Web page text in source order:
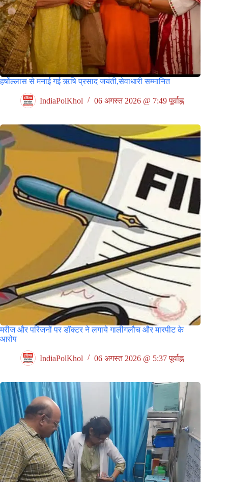
हर्षोल्लास से मनाई गई ऋषि प्रसाद जयंती,सेवाधारी सम्मानित
IndiaPolKhol 06 अगस्त 2026 @ 7:49 पूर्वाह्न
मरीज और परिजनों पर डॉक्टर ने लगाये गालीगलौच और मारपीट के
आरोप
IndiaPolKhol 06 अगस्त 2026 @ 5:37 पूर्वाह्न